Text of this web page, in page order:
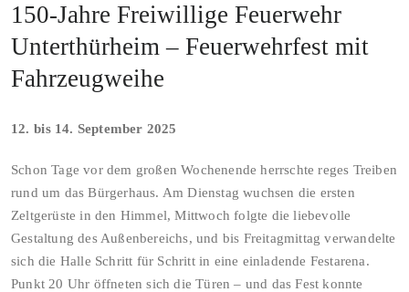
150-Jahre Freiwillige Feuerwehr
Unterthürheim – Feuerwehrfest mit
Fahrzeugweihe
12.⁠ ⁠bis 14. September 2025
Schon Tage vor dem großen Wochenende herrschte reges Treiben
rund um das Bürgerhaus. Am Dienstag wuchsen die ersten
Zeltgerüste in den Himmel, Mittwoch folgte die liebevolle
Gestaltung des Außenbereichs, und bis Freitagmittag verwandelte
sich die Halle Schritt für Schritt in eine einladende Festarena.
Punkt 20 Uhr öffneten sich die Türen – und das Fest konnte